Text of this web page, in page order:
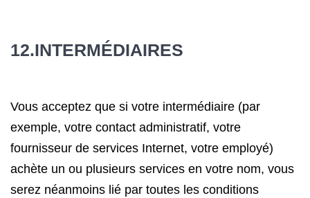
12.INTERMÉDIAIRES
Vous acceptez que si votre intermédiaire (par
exemple, votre contact administratif, votre
fournisseur de services Internet, votre employé)
achète un ou plusieurs services en votre nom, vous
serez néanmoins lié par toutes les conditions